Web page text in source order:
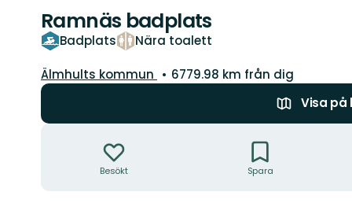
Ramnäs badplats
Badplats Nära toalett
Guide:
Älmhults kommun
6779.98 km från dig
Visa på
Besökt Spara